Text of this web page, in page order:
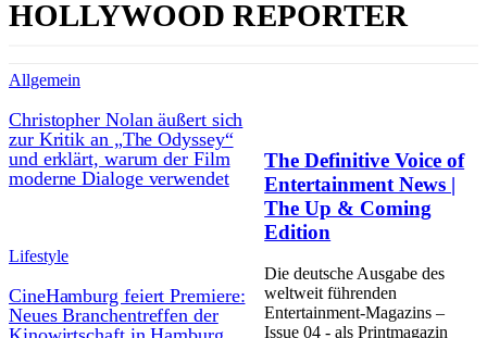
HOLLYWOOD REPORTER
Allgemein
Christopher Nolan äußert sich
zur Kritik an „The Odyssey“
und erklärt, warum der Film
moderne Dialoge verwendet
Lifestyle
CineHamburg feiert Premiere:
Neues Branchentreffen der
The Definitive Voice of
Entertainment News |
The Up & Coming
Edition
Die deutsche Ausgabe des
weltweit führenden
Entertainment-Magazins –
Issue 04 - als Printmagazin